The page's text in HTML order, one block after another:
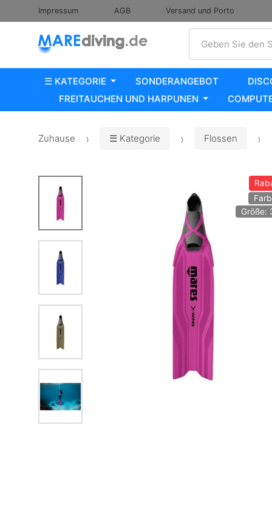
Impressum AGB Versand und Porto
Geben Sie den
☰ KATEGORIE SONDERANGEBOT
FREITAUCHEN UND HARPUNEN
Zuhause ☰ Kategorie Flossen
Größe: